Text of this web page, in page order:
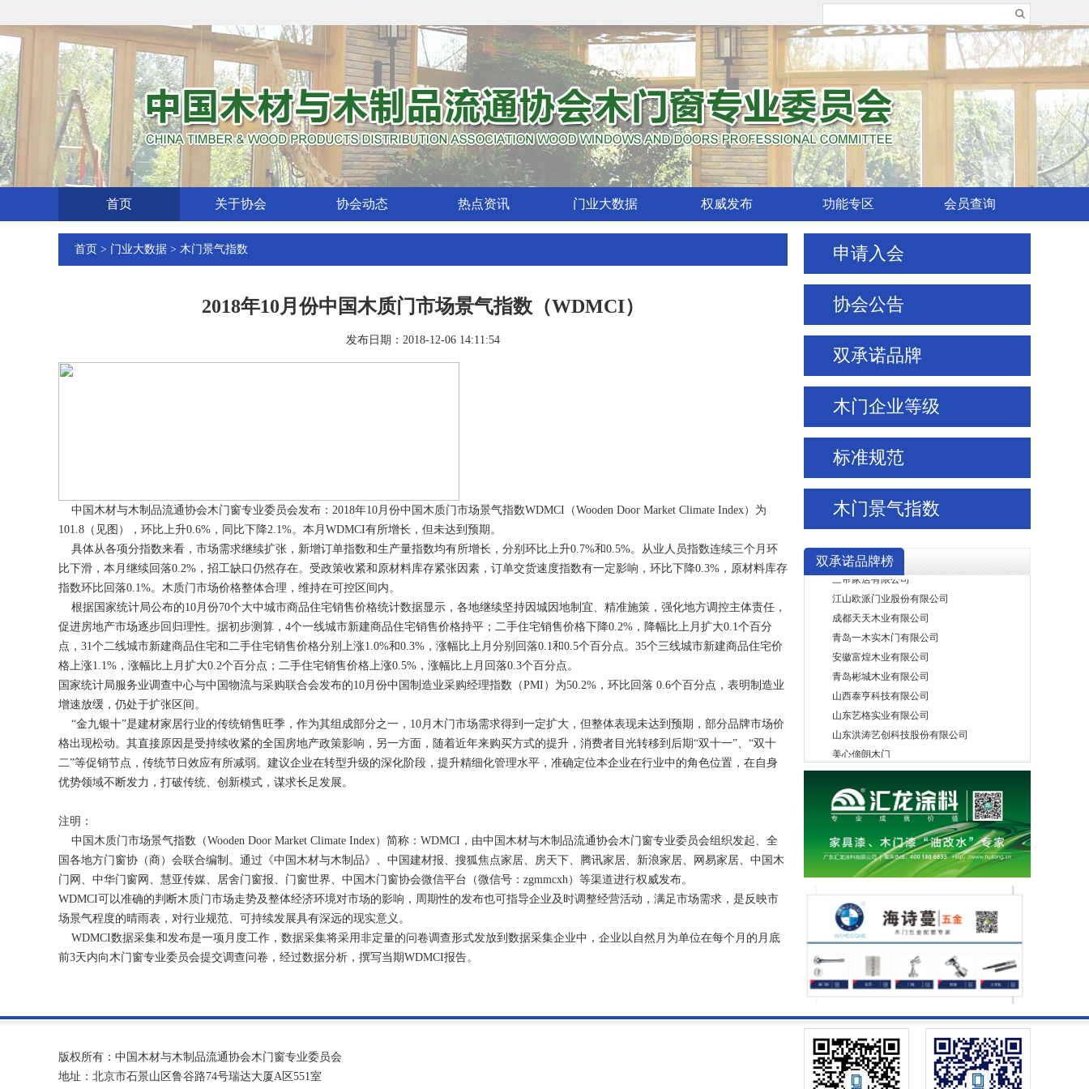
首页 关于协会 协会动态 热点资讯 门业大数据 权威发布 功能专区 会员查询
首页 > 门业大数据 > 木门景气指数
2018年10月份中国木质门市场景气指数（WDMCI）
发布日期：2018-12-06 14:11:54
中国木材与木制品流通协会木门窗专业委员会发布：2018年10月份中国木质门市场景气指数WDMCI（Wooden Door Market Climate Index）为
101.8（见图），环比上升0.6%，同比下降2.1%。本月WDMCI有所增长，但未达到预期。
具体从各项分指数来看，市场需求继续扩张，新增订单指数和生产量指数均有所增长，分别环比上升0.7%和0.5%。从业人员指数连续三个月环
比下滑，本月继续回落0.2%，招工缺口仍然存在。受政策收紧和原材料库存紧张因素，订单交货速度指数有一定影响，环比下降0.3%，原材料库存
指数环比回落0.1%。木质门市场价格整体合理，维持在可控区间内。
根据国家统计局公布的10月份70个大中城市商品住宅销售价格统计数据显示，各地继续坚持因城因地制宜、精准施策，强化地方调控主体责任，
促进房地产市场逐步回归理性。据初步测算，4个一线城市新建商品住宅销售价格持平；二手住宅销售价格下降0.2%，降幅比上月扩大0.1个百分
点，31个二线城市新建商品住宅和二手住宅销售价格分别上涨1.0%和0.3%，涨幅比上月分别回落0.1和0.5个百分点。35个三线城市新建商品住宅价
格上涨1.1%，涨幅比上月扩大0.2个百分点；二手住宅销售价格上涨0.5%，涨幅比上月回落0.3个百分点。
国家统计局服务业调查中心与中国物流与采购联合会发布的10月份中国制造业采购经理指数（PMI）为50.2%，环比回落 0.6个百分点，表明制造业
增速放缓，仍处于扩张区间。
“金九银十”是建材家居行业的传统销售旺季，作为其组成部分之一，10月木门市场需求得到一定扩大，但整体表现未达到预期，部分品牌市场价
格出现松动。其直接原因是受持续收紧的全国房地产政策影响，另一方面，随着近年来购买方式的提升，消费者目光转移到后期“双十一”、“双十
二”等促销节点，传统节日效应有所减弱。建议企业在转型升级的深化阶段，提升精细化管理水平，准确定位本企业在行业中的角色位置，在自身
优势领域不断发力，打破传统、创新模式，谋求长足发展。
注明：
中国木质门市场景气指数（Wooden Door Market Climate Index）简称：WDMCI，由中国木材与木制品流通协会木门窗专业委员会组织发起、全
国各地方门窗协（商）会联合编制。通过《中国木材与木制品》、中国建材报、搜狐焦点家居、房天下、腾讯家居、新浪家居、网易家居、中国木
门网、中华门窗网、慧亚传媒、居舍门窗报、门窗世界、中国木门窗协会微信平台（微信号：zgmmcxh）等渠道进行权威发布。
WDMCI可以准确的判断木质门市场走势及整体经济环境对市场的影响，周期性的发布也可指导企业及时调整经营活动，满足市场需求，是反映市
场景气程度的晴雨表，对行业规范、可持续发展具有深远的现实意义。
WDMCI数据采集和发布是一项月度工作，数据采集将采用非定量的问卷调查形式发放到数据采集企业中，企业以自然月为单位在每个月的月底
前3天内向木门窗专业委员会提交调查问卷，经过数据分析，撰写当期WDMCI报告。
申请入会
协会公告
双承诺品牌
木门企业等级
标准规范
木门景气指数
双承诺品牌榜
广东润成创展木业有限公司
梦天家居集团股份有限公司
北京闼闼同创工贸有限公司
浙江金迪门业有限公司
山东鑫迪家居装饰有限公司
重庆美心家美木业有限公司
山西孟氏实业有限公司
黑龙江三和木业(集团)有限公司
北京霍尔茨门业股份有限公司
福建省长胜整木家居有限公司
湖北千川门窗有限公司
三帝家居有限公司
江山欧派门业股份有限公司
成都天天木业有限公司
青岛一木实木门有限公司
安徽富煌木业有限公司
青岛彬城木业有限公司
山西泰亨科技有限公司
山东艺格实业有限公司
山东洪涛艺创科技股份有限公司
美心偙朗木门
湖北永和安门业有限公司
宁波材源帝木业有限公司
湖北柯尚木业有限公司
肇庆市现代筑美家居有限公司
北京伯艺创展木业有限公司
苏州市固友木业有限公司
北京龙鼎基业工贸有限公司
廊坊华日家具股份有限公司
东莞宏利木品厂有限公司
德华兔宝宝装饰新材股份有限公司
浙江关亨木业有限公司
吉林兄弟木业有限公司
北京建铭恒达装饰材料有限公司
版权所有：中国木材与木制品流通协会木门窗专业委员会
地址：北京市石景山区鲁谷路74号瑞达大厦A区551室